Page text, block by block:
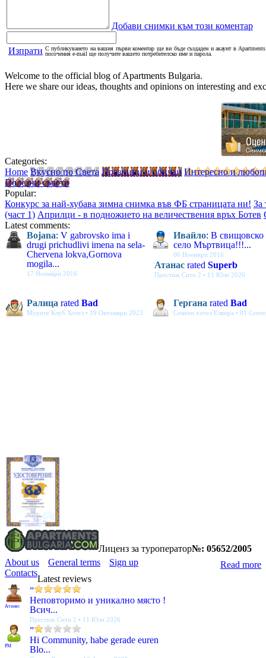
Добави снимки към този коментар
Изпрати С публикуването на вашия първи коментар ще ви бъде създаден и акаунт в
посочения e-mail ще получите вашето потребителско име и парола.
Welcome to the official blog of Apartments Bulgaria.
Here we share our ideas, thoughts and opinions on interesting and
Categories:
Home Вкусно по Света Празници и обичаи Интересно и
Полезни съвети
Popular:
Конкурс за най-хубава зимна снимка във ФБ страницата ни! За
(част 1) Априлци - в подножието на величествения връх Ботев
Latest comments:
Bojana: V gabrovsko ima i
drugi prichudlivi imena na sela-
Chervena lokva,Gornova
mogila...
17 Ноември 2016
Ивайло: В свищовско
село Мъртвица!!!...
06 Ноември 2016
Атанас rated Superb
Престиж Сити 2 • 11 Юли 2026
Ралица rated Bad
Мурите Клуб Хотел • 19 Октомври 2023
Гергана rated Bad
Семеен хотел Елвира • 01
Лиценз за туроператор№: 05652/2005
Read more
About us General terms
Sign up
Contacts
Latest reviews
Атанас
”
Неповторимо и уникално място !
Всич...
Престиж Сити 2 • 11 Юли 2026
PM
”
Hi Community, habe gerade euren
Blo...